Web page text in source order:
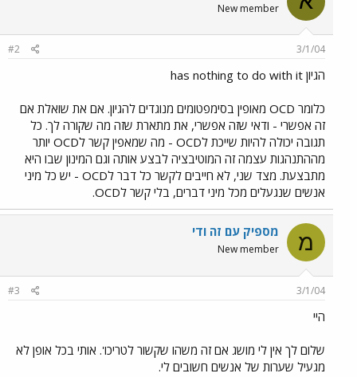
New member
3/1/04
#2
הגיון has nothing to do with it
כלומר OCD מאופין בסימפטומים מנוגדים להגיון. אם את שואלת אם
זה אפשרי - ודאי שזה אפשרי, את מתארת שזה מה שקורה לך. כל
תגובה יכולה להיות שייכת לOCD - מה שמאפין קשר לOCD יותר
מההתנהגות עצמה זה המוטיבציה לבצע אותה וגם המינון שבו היא
מתבצעת. מצד שני, לא חייבים לקשר כל דבר לOCD - יש כל מיני
אנשים שנגעלים מכל מיני דברים, בלי קשר לOCD.
מ מספיק עם זה ודי
New member
3/1/04
#3
היי
שלום לך אין לי מושג אם זה משהו שקשור לטריכו'. אותי בכל אופן לא
מגעיל שערות של אנשים חשובים לי.